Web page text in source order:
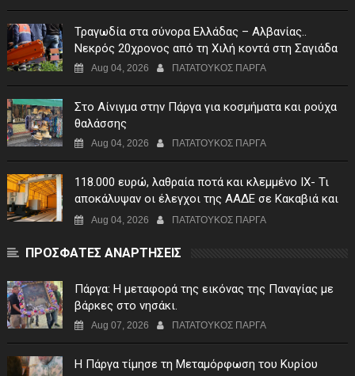
Τραγωδία στα σύνορα Ελλάδας – Αλβανίας..
Νεκρός 20χρονος από τη Χιλή κοντά στη Σαγιάδα
Aug 04, 2026 ΠΑΤΑΤΟΥΚΟΣ ΠΑΡΓΑ
Στο Αίνιγμα στην Πάργα για κοσμήματα και ρούχα
θαλάσσης
Aug 04, 2026 ΠΑΤΑΤΟΥΚΟΣ ΠΑΡΓΑ
118.000 ευρώ, λαθραία ποτά και κλεμμένο ΙΧ- Τι
αποκάλυψαν οι έλεγχοι της ΑΑΔΕ σε Κακαβιά και
Μαυρομάτι
Aug 04, 2026 ΠΑΤΑΤΟΥΚΟΣ ΠΑΡΓΑ
ΠΡΟΣΦΑΤΕΣ ΑΝΑΡΤΗΣΕΙΣ
Πάργα: Η μεταφορά της εικόνας της Παναγίας με
βάρκες στο νησάκι.
Aug 07, 2026 ΠΑΤΑΤΟΥΚΟΣ ΠΑΡΓΑ
Η Πάργα τίμησε τη Μεταμόρφωση του Κυρίου